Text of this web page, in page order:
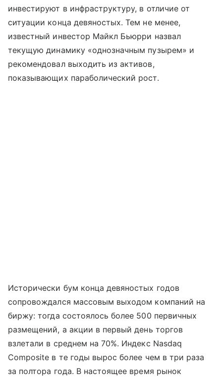
инвестируют в инфраструктуру, в отличие от
ситуации конца девяностых. Тем не менее,
известный инвестор Майкл Бьюрри назвал
текущую динамику «однозначным пузырем» и
рекомендовал выходить из активов,
показывающих параболический рост.
Исторически бум конца девяностых годов
сопровождался массовым выходом компаний на
биржу: тогда состоялось более 500 первичных
размещений, а акции в первый день торгов
взлетали в среднем на 70%. Индекс Nasdaq
Composite в те годы вырос более чем в три раза
за полтора года. В настоящее время рынок